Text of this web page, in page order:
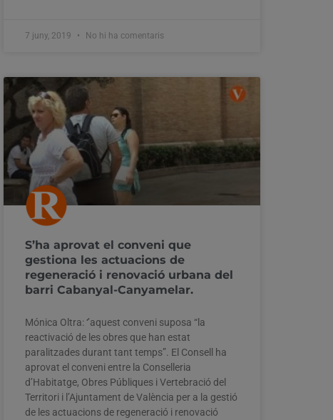
7 juny, 2019 No hi ha comentaris
S’ha aprovat el conveni que
gestiona les actuacions de
regeneració i renovació urbana del
barri Cabanyal-Canyamelar.
Mónica Oltra: ‘’aquest conveni suposa “la
reactivació de les obres que han estat
paralitzades durant tant temps”. El Consell ha
aprovat el conveni entre la Conselleria
d’Habitatge, Obres Públiques i Vertebració del
Territori i l’Ajuntament de València per a la gestió
de les actuacions de regeneració i renovació